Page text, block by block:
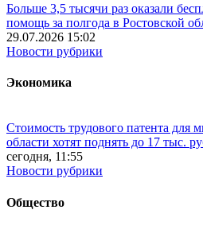
Больше 3,5 тысячи раз оказали
помощь за полгода в Ростовской
29.07.2026 15:02
Новости рубрики
Экономика
Стоимость трудового патента для
области хотят поднять до 17 тыс.
сегодня, 11:55
Новости рубрики
Общество